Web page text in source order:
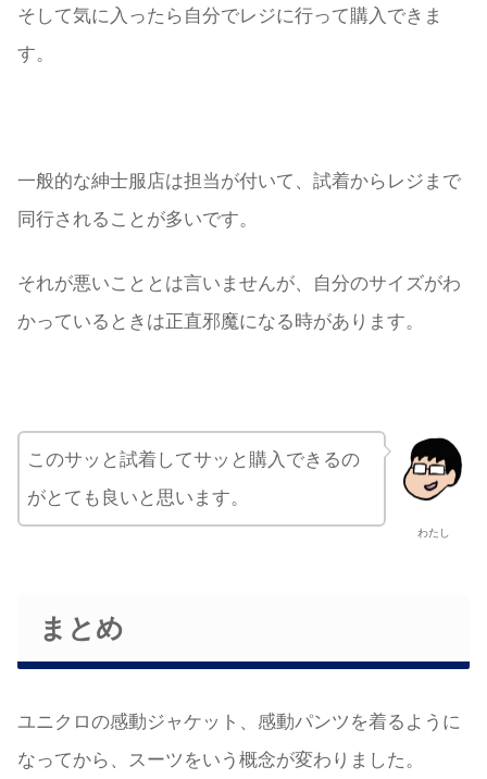
そして気に入ったら自分でレジに行って購入できま
す。
一般的な紳士服店は担当が付いて、試着からレジまで
同行されることが多いです。
それが悪いこととは言いませんが、自分のサイズがわ
かっているときは正直邪魔になる時があります。
わたし
このサッと試着してサッと購入できるの
がとても良いと思います。
まとめ
ユニクロの感動ジャケット、感動パンツを着るように
なってから、スーツをいう概念が変わりました。